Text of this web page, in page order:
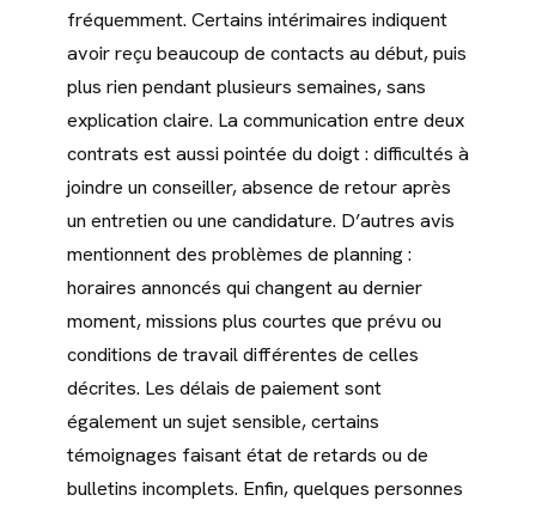
fréquemment. Certains intérimaires indiquent
avoir reçu beaucoup de contacts au début, puis
plus rien pendant plusieurs semaines, sans
explication claire. La communication entre deux
contrats est aussi pointée du doigt : difficultés à
joindre un conseiller, absence de retour après
un entretien ou une candidature. D’autres avis
mentionnent des problèmes de planning :
horaires annoncés qui changent au dernier
moment, missions plus courtes que prévu ou
conditions de travail différentes de celles
décrites. Les délais de paiement sont
également un sujet sensible, certains
témoignages faisant état de retards ou de
bulletins incomplets. Enfin, quelques personnes